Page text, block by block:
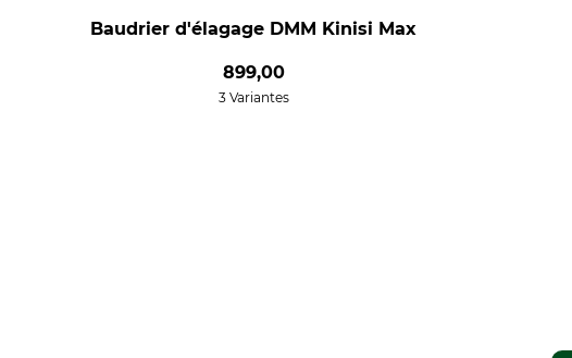
Baudrier d'élagage DMM Kinisi Max
899,00
3 Variantes